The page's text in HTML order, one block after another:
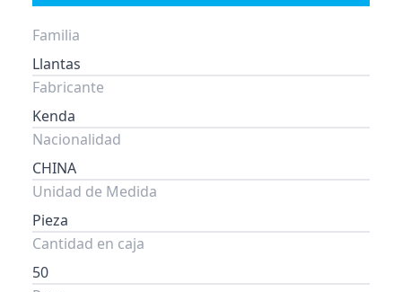
Familia
Llantas
Fabricante
Kenda
Nacionalidad
CHINA
Unidad de Medida
Pieza
Cantidad en caja
50